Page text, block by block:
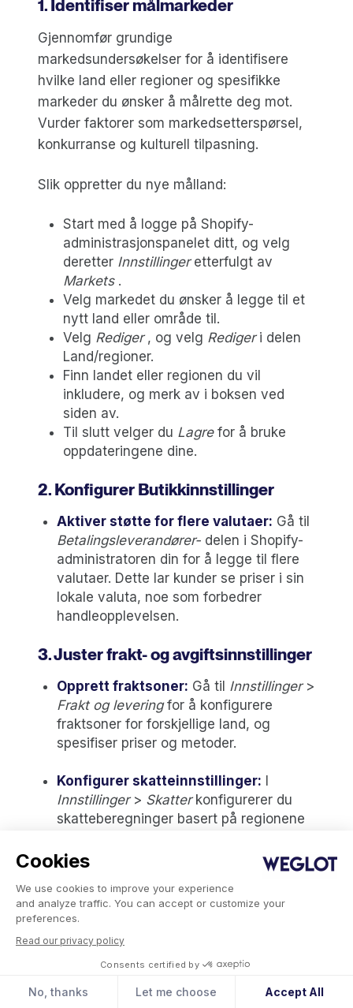
Cookies
We use cookies to improve your experience
and analyze traffic. You can accept or customize your
preferences.
Read our privacy policy
Consents certified by
No, thanks Let me choose Accept All
1. Identifiser målmarkeder
Gjennomfør grundige
markedsundersøkelser for å identifisere
hvilke land eller regioner og spesifikke
markeder du ønsker å målrette deg mot.
Vurder faktorer som markedsetterspørsel,
konkurranse og kulturell tilpasning.
Slik oppretter du nye målland:
Start med å logge på Shopify-
administrasjonspanelet ditt, og velg
deretter Innstillingeretterfulgt av
Markets.
Velg markedet du ønsker å legge til et
nytt land eller område til.
Velg Rediger, og velg Redigeri delen
Land/regioner.
Finn landet eller regionen du vil
inkludere, og merk av i boksen ved
siden av.
Til slutt velger du Lagrefor å bruke
oppdateringene dine.
2. Konfigurer Butikkinnstillinger
Aktiver støtte for flere valutaer: Gå til
Betalingsleverandører- delen i Shopify-
administratoren din for å legge til flere
valutaer. Dette lar kunder se priser i sin
lokale valuta, noe som forbedrer
handleopplevelsen.
3. Juster frakt- og avgiftsinnstillinger
Opprett fraktsoner: Gå til Innstillinger>
Frakt og leveringfor å konfigurere
fraktsoner for forskjellige land, og
spesifiser priser og metoder.
Konfigurer skatteinnstillinger: I
Innstillinger> Skatterkonfigurerer du
skatteberegninger basert på regionene
forskrifter overholdes.
4. Lokaliser innhold
Tilpass produktbeskrivelser,
markedsføringsmateriell og
kundeserviceressurser for å nå ut til lokale
målgrupper. Vurder å bruke en